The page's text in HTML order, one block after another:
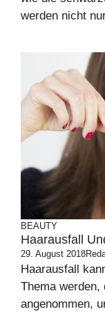
werden nicht
BEAUTY
Haarausfall
29. August 2018
Haarausfall
Thema
angenommen,